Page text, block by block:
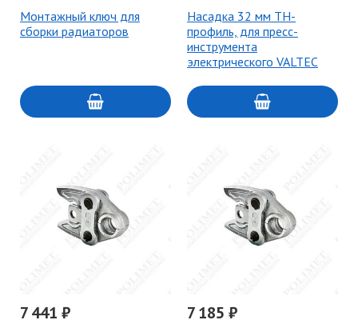
Монтажный ключ для
сборки радиаторов
Насадка 32 мм TH-
профиль, для пресс-
инструмента
электрического VALTEC
7 441 ₽ 7 185 ₽